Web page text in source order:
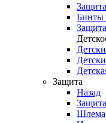
Бинты
Защита
Назад
Шлема